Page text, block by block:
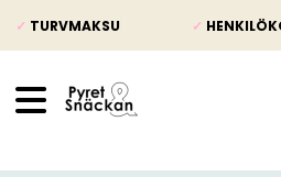
✓ TURVMAKSU ✓